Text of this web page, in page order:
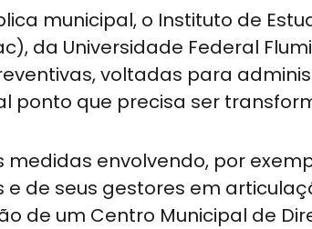
municipal, o Instituto de
da Universidade Federal
voltadas para
ponto que precisa ser
envolvendo, por
de seus gestores em
de um Centro Municipal de